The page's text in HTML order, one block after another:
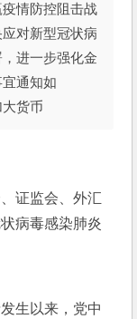
情防控阻击战
对新型冠状病
进一步强化金
通知如
货币
证监会、外汇
病毒感染肺炎
生以来，党中